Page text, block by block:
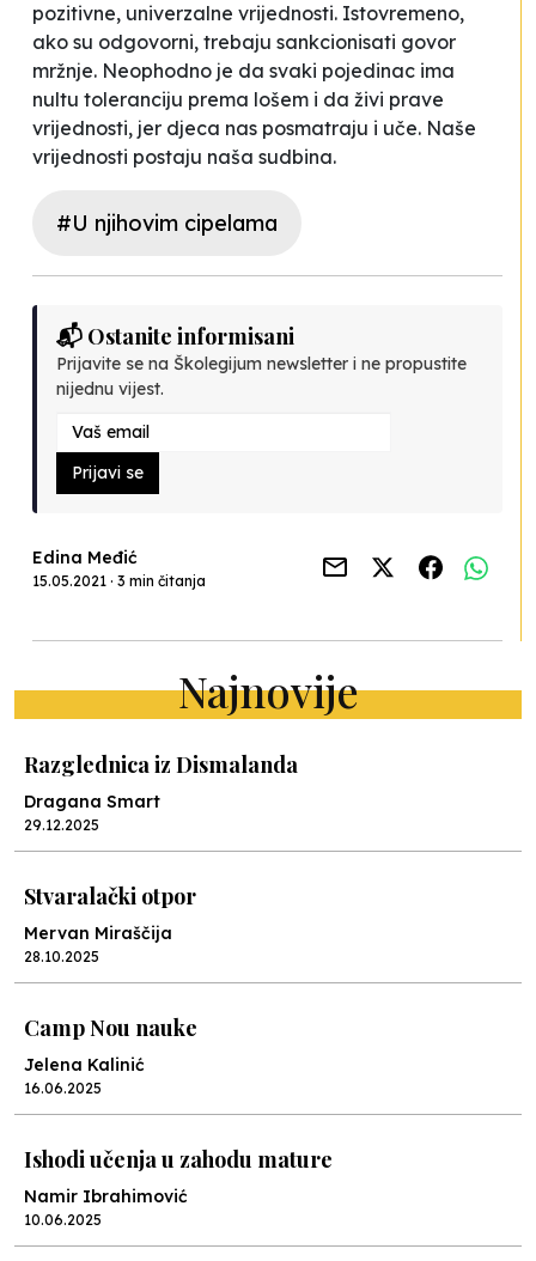
pozitivne, univerzalne vrijednosti. Istovremeno,
ako su odgovorni, trebaju sankcionisati govor
mržnje. Neophodno je da svaki pojedinac ima
nultu toleranciju prema lošem i da živi prave
vrijednosti, jer djeca nas posmatraju i uče. Naše
vrijednosti postaju naša sudbina.
#U njihovim cipelama
📬 Ostanite informisani
Prijavite se na Školegijum newsletter i ne propustite
nijednu vijest.
Prijavi se
Edina Međić
15.05.2021 · 3 min čitanja
Najnovije
Razglednica iz Dismalanda
Dragana Smart
29.12.2025
Stvaralački otpor
Mervan Miraščija
28.10.2025
Camp Nou nauke
Jelena Kalinić
16.06.2025
Ishodi učenja u zahodu mature
Namir Ibrahimović
10.06.2025